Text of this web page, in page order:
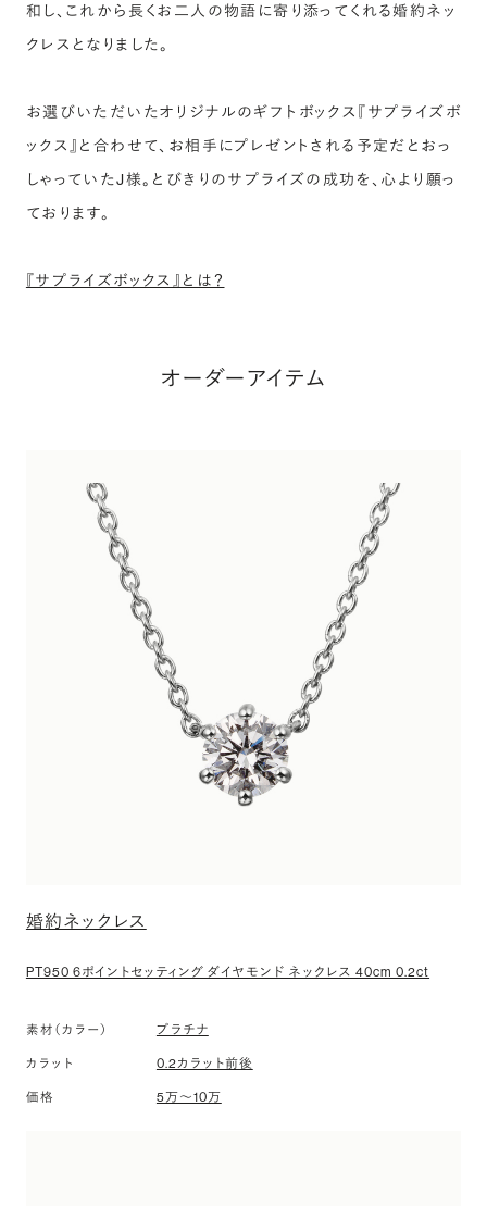
和し、これから長くお二人の物語に寄り添ってくれる婚約ネッ
クレスとなりました。
お選びいただいたオリジナルのギフトボックス『サプライズボ
ックス』と合わせて、お相手にプレゼントされる予定だとおっ
しゃっていたJ様。とびきりのサプライズの成功を、心より願っ
ております。
『サプライズボックス』とは？
オーダーアイテム
婚約ネックレス
PT950 6ポイントセッティング ダイヤモンド ネックレス 40cm 0.2ct
素材（カラー） プラチナ
カラット 0.2カラット前後
価格 5万〜10万